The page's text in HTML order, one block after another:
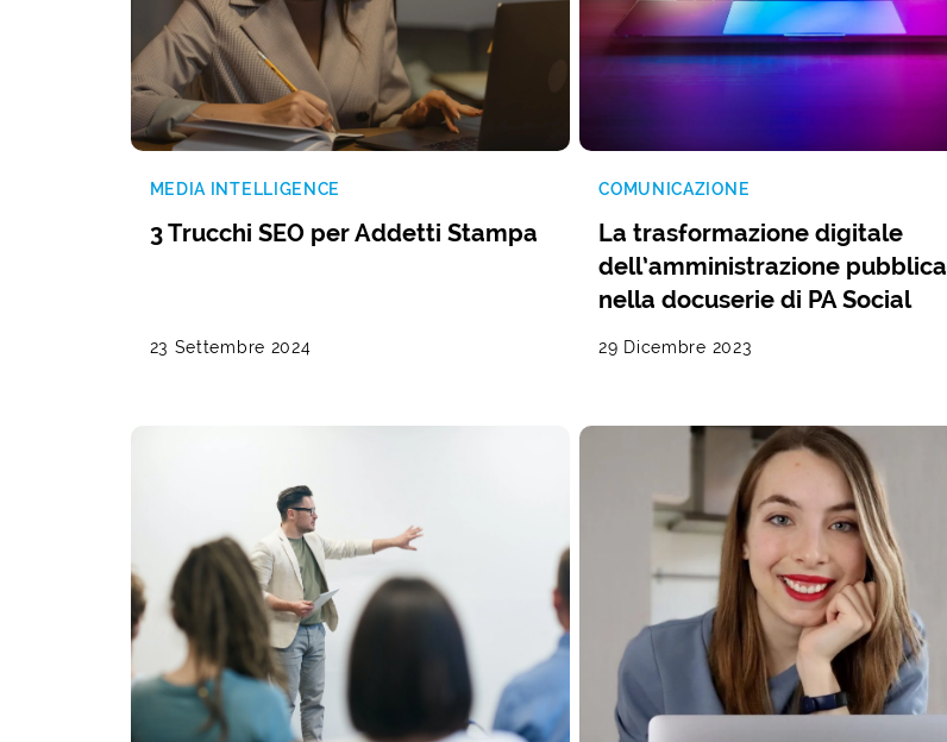
MEDIA INTELLIGENCE
3 Trucchi SEO per Addetti Stampa
23 Settembre 2024
COMUNICAZIONE
La trasformazione digitale
dell’amministrazione pubblica
nella docuserie di PA Social
29 Dicembre 2023